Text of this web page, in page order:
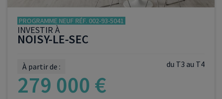
PROGRAMME NEUF RÉF. 002-93-5041
INVESTIR À
NOISY-LE-SEC
du T3 au T4
À partir de :
279 000 €